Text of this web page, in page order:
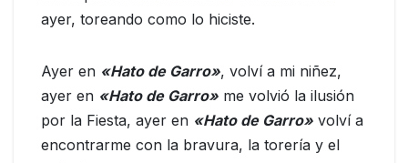
ayer, toreando como lo hiciste.
Ayer en «Hato de Garro», volví a mi niñez,
ayer en «Hato de Garro» me volvió la ilusión
por la Fiesta, ayer en «Hato de Garro» volví a
encontrarme con la bravura, la torería y el